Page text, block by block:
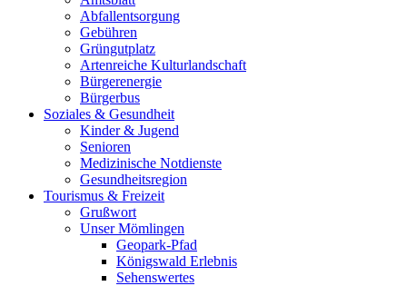
Abfallentsorgung
Gebühren
Grüngutplatz
Artenreiche Kulturlandschaft
Bürgerenergie
Bürgerbus
Soziales & Gesundheit
Kinder & Jugend
Senioren
Medizinische Notdienste
Gesundheitsregion
Tourismus & Freizeit
Grußwort
Unser Mömlingen
Geopark-Pfad
Königswald Erlebnis
Sehenswertes